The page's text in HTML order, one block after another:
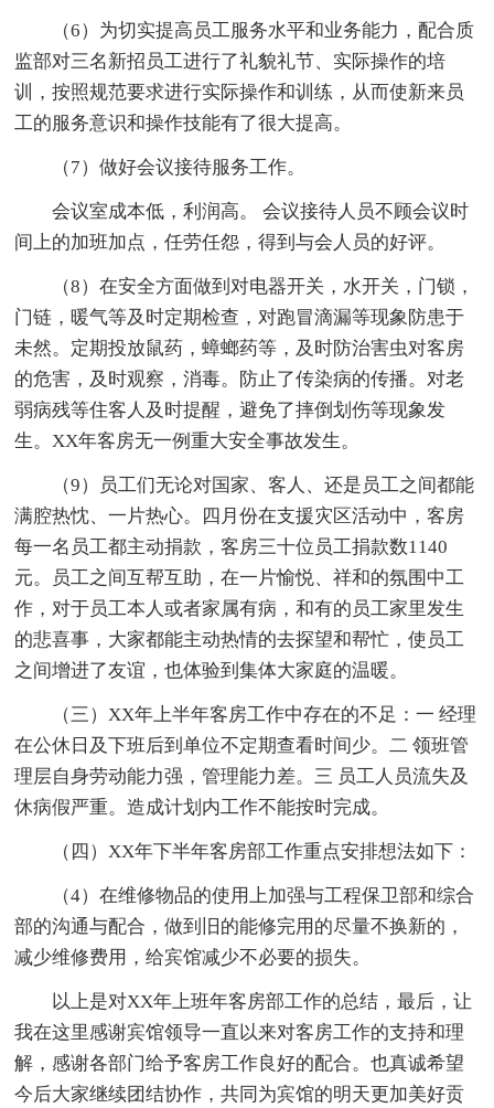
（6）为切实提高员工服务水平和业务能力，配合质
监部对三名新招员工进行了礼貌礼节、实际操作的培
训，按照规范要求进行实际操作和训练，从而使新来员
工的服务意识和操作技能有了很大提高。
（7）做好会议接待服务工作。
会议室成本低，利润高。 会议接待人员不顾会议时
间上的加班加点，任劳任怨，得到与会人员的好评。
（8）在安全方面做到对电器开关，水开关，门锁，
门链，暖气等及时定期检查，对跑冒滴漏等现象防患于
未然。定期投放鼠药，蟑螂药等，及时防治害虫对客房
的危害，及时观察，消毒。防止了传染病的传播。对老
弱病残等住客人及时提醒，避免了摔倒划伤等现象发
生。XX年客房无一例重大安全事故发生。
（9）员工们无论对国家、客人、还是员工之间都能
满腔热忱、一片热心。四月份在支援灾区活动中，客房
每一名员工都主动捐款，客房三十位员工捐款数1140
元。员工之间互帮互助，在一片愉悦、祥和的氛围中工
作，对于员工本人或者家属有病，和有的员工家里发生
的悲喜事，大家都能主动热情的去探望和帮忙，使员工
之间增进了友谊，也体验到集体大家庭的温暖。
（三）XX年上半年客房工作中存在的不足：一 经理
在公休日及下班后到单位不定期查看时间少。二 领班管
理层自身劳动能力强，管理能力差。三 员工人员流失及
休病假严重。造成计划内工作不能按时完成。
（四）XX年下半年客房部工作重点安排想法如下：
（4）在维修物品的使用上加强与工程保卫部和综合
部的沟通与配合，做到旧的能修完用的尽量不换新的，
减少维修费用，给宾馆减少不必要的损失。
以上是对XX年上班年客房部工作的总结，最后，让
我在这里感谢宾馆领导一直以来对客房工作的支持和理
解，感谢各部门给予客房工作良好的配合。也真诚希望
今后大家继续团结协作，共同为宾馆的明天更加美好贡